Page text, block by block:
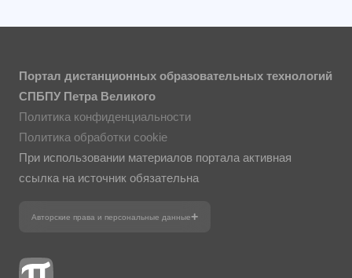
Портал дистанционных образовательных технологий
СПБПУ Петра Великого
Политика конфиденциальности
Политика обработки cookie
При использовании материалов портала активная
ссылка на источник обязательна
Авторские права и персональные данные
Фотографии размещены с согласия
о персональных данных. Согласно